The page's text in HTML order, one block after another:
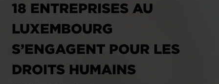
18 ENTREPRISES AU
LUXEMBOURG
S’ENGAGENT POUR LES
DROITS HUMAINS